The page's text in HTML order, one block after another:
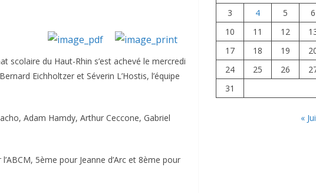
scolaire du Haut-Rhin s’est achevé le mercredi
Eichholtzer et Séverin L’Hostis, l’équipe
Adam Hamdy, Arthur Ceccone, Gabriel
5ème pour Jeanne d’Arc et 8ème pour
3
4 5 6
10
11 12
17
18 19
24
25 26
31
«